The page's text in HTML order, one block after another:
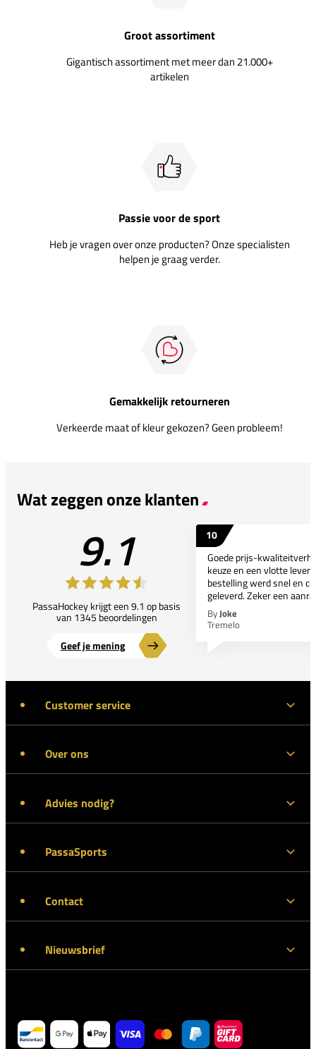
Groot assortiment
Gigantisch assortiment met meer dan 21.000+
artikelen
Passie voor de sport
Heb je vragen over onze producten? Onze specialisten
helpen je graag verder.
Gemakkelijk retourneren
Verkeerde maat of kleur gekozen? Geen probleem!
Wat zeggen onze klanten
9.1
PassaHockey krijgt een 9.1 op basis
van 1345 beoordelingen
Geef je mening
10
Goede prijs-
keuze en een vlotte
bestelling werd snel en
geleverd. Zeker een
ByJoke
Tremelo
Customer service
Over ons
Advies nodig?
PassaSports
Contact
Nieuwsbrief